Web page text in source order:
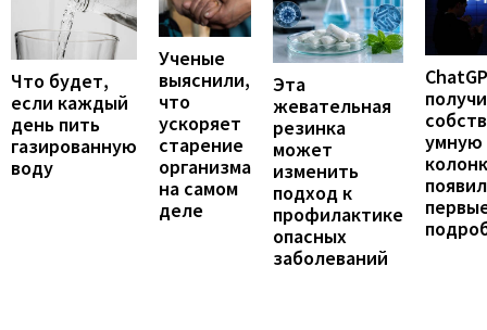
Что будет,
если каждый
день пить
газированную
воду
Ученые
выяснили,
что
ускоряет
старение
организма
на самом
деле
Эта
жевательная
резинка
может
изменить
подход к
профилактике
опасных
заболеваний
умную